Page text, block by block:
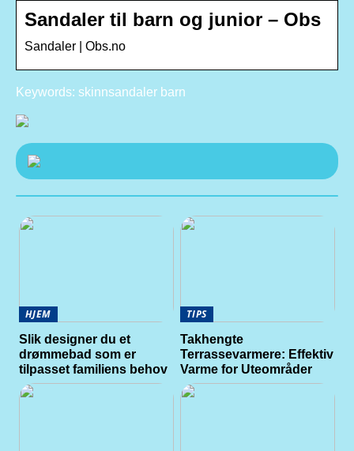
Sandaler til barn og junior – Obs
Sandaler | Obs.no
Keywords: skinnsandaler barn
HJEM
Slik designer du et
drømmebad som er
tilpasset familiens behov
TIPS
Takhengte
Terrassevarmere: Effektiv
Varme for Uteområder